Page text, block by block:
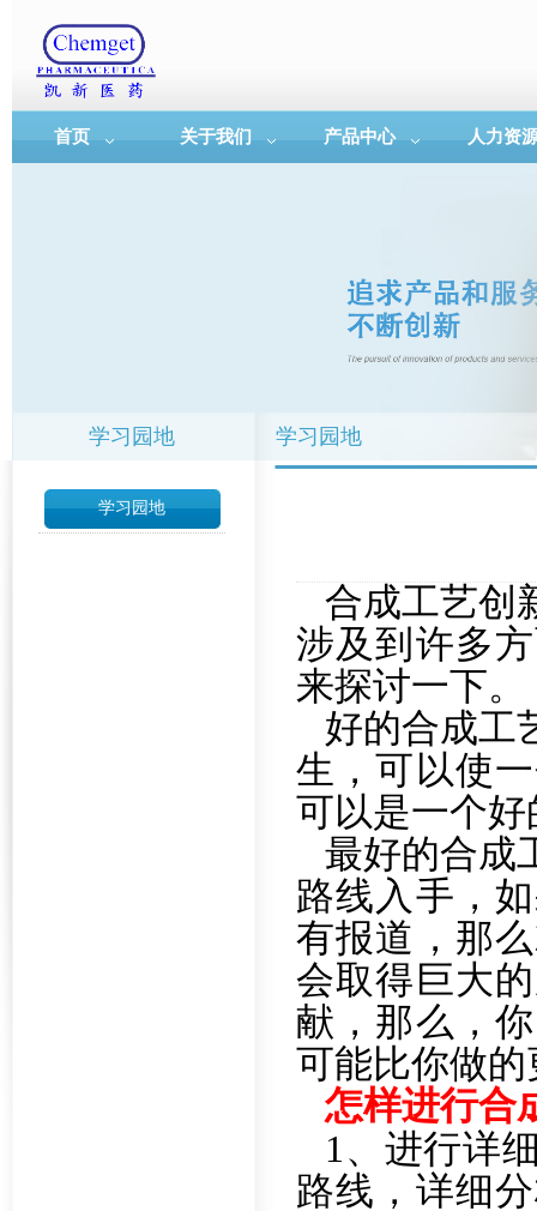
首页 关于我们 产品中心 人力资
学习园地
学习园地
学习园地
合成工艺创
涉及到许多
来探讨一下。
好的合成工
生，可以使
可以是一个
最好的合成
路线入手，
有报道，那
会取得巨大
献，那么，
可能比你做的
怎样进行合
1、进行详
路线，详细